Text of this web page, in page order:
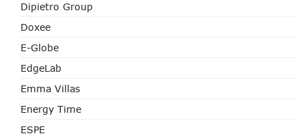
Dipietro Group
Doxee
E-Globe
EdgeLab
Emma Villas
Energy Time
ESPE